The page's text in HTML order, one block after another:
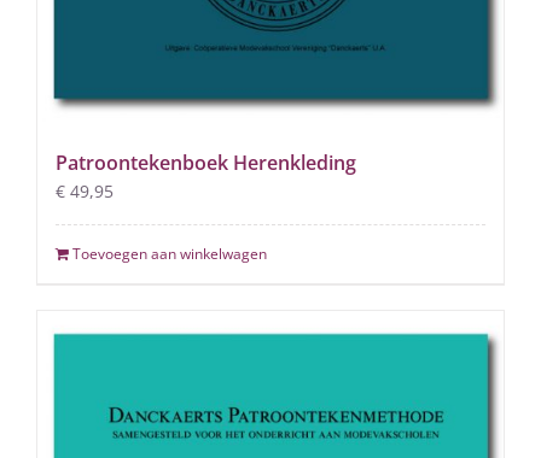
Patroontekenboek Herenkleding
€ 49,95
Toevoegen aan winkelwagen